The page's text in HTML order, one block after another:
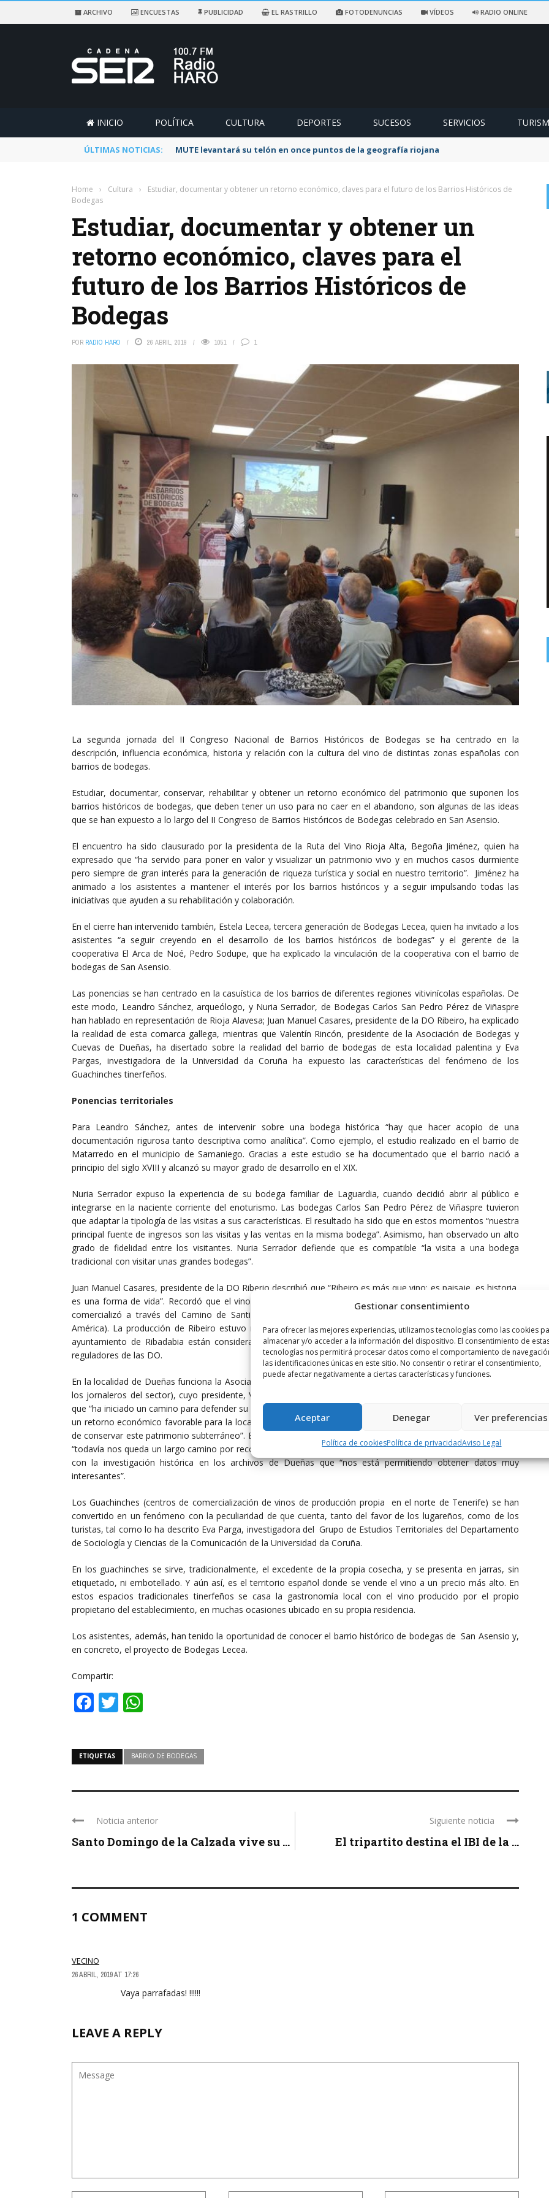
Gestionar consentimiento
Para ofrecer las mejores experiencias, utilizamos tecnologías como las cookies
almacenar y/o acceder a la información del dispositivo. El consentimiento de
tecnologías nos permitirá procesar datos como el comportamiento de
las identificaciones únicas en este sitio. No consentir o retirar el consentimiento,
puede afectar negativamente a ciertas características y funciones.
Aceptar Denegar Ver preferencias
Política de cookiesPolítica de privacidadAviso Legal
ARCHIVO ENCUESTAS PUBLICIDAD EL RASTRILLO FOTODENUNCIAS VÍDEOS RADIO ONLINE
INICIO POLÍTICA CULTURA DEPORTES SUCESOS SERVICIOS
ÚLTIMAS NOTICIAS: Rescatado un ciclista accidentado en un sendero de Ezcaray
Home › Cultura ›
Estudiar, documentar y obtener un retorno económico, claves para el futuro de los Barrios Históricos de
Bodegas
Estudiar, documentar y obtener un
retorno económico, claves para el
futuro de los Barrios Históricos de
Bodegas
POR RADIO HARO 26 ABRIL, 2019 1051 1
La segunda jornada del II Congreso Nacional de Barrios Históricos de Bodegas se ha centrado en la
descripción, influencia económica, historia y relación con la cultura del vino de distintas zonas españolas con
barrios de bodegas.
Estudiar, documentar, conservar, rehabilitar y obtener un retorno económico del patrimonio que suponen los
barrios históricos de bodegas, que deben tener un uso para no caer en el abandono, son algunas de las ideas
que se han expuesto a lo largo del II Congreso de Barrios Históricos de Bodegas celebrado en San Asensio.
El encuentro ha sido clausurado por la presidenta de la Ruta del Vino Rioja Alta, Begoña Jiménez, quien ha
expresado que “ha servido para poner en valor y visualizar un patrimonio vivo y en muchos casos durmiente
pero siempre de gran interés para la generación de riqueza turística y social en nuestro territorio”. Jiménez ha
animado a los asistentes a mantener el interés por los barrios históricos y a seguir impulsando todas las
iniciativas que ayuden a su rehabilitación y colaboración.
En el cierre han intervenido también, Estela Lecea, tercera generación de Bodegas Lecea, quien ha invitado a los
asistentes “a seguir creyendo en el desarrollo de los barrios históricos de bodegas” y el gerente de la
cooperativa El Arca de Noé, Pedro Sodupe, que ha explicado la vinculación de la cooperativa con el barrio de
bodegas de San Asensio.
Las ponencias se han centrado en la casuística de los barrios de diferentes regiones vitivinícolas españolas. De
este modo, Leandro Sánchez, arqueólogo, y Nuria Serrador, de Bodegas Carlos San Pedro Pérez de Viñaspre
han hablado en representación de Rioja Alavesa; Juan Manuel Casares, presidente de la DO Ribeiro, ha explicado
la realidad de esta comarca gallega, mientras que Valentín Rincón, presidente de la Asociación de Bodegas y
Cuevas de Dueñas, ha disertado sobre la realidad del barrio de bodegas de esta localidad palentina y Eva
Pargas, investigadora de la Universidad da Coruña ha expuesto las características del fenómeno de los
Guachinches tinerfeños.
Ponencias territoriales
Para Leandro Sánchez, antes de intervenir sobre una bodega histórica “hay que hacer acopio de una
documentación rigurosa tanto descriptiva como analítica”. Como ejemplo, el estudio realizado en el barrio de
Matarredo en el municipio de Samaniego. Gracias a este estudio se ha documentado que el barrio nació a
principio del siglo XVIII y alcanzó su mayor grado de desarrollo en el XIX.
Nuria Serrador expuso la experiencia de su bodega familiar de Laguardia, cuando decidió abrir al público e
integrarse en la naciente corriente del enoturismo. Las bodegas Carlos San Pedro Pérez de Viñaspre tuvieron
que adaptar la tipología de las visitas a sus características. El resultado ha sido que en estos momentos “nuestra
principal fuente de ingresos son las visitas y las ventas en la misma bodega”. Asimismo, han observado un alto
grado de fidelidad entre los visitantes. Nuria Serrador defiende que es compatible “la visita a una bodega
tradicional con visitar unas grandes bodegas”.
Juan Manuel Casares, presidente de la DO Riberio describió que “Ribeiro es más que vino: es paisaje, es historia,
es una forma de vida”. Recordó que el vino de Ribeiro fue el primer vino en lograr la internacionalización (se
comercializó a través del Camino de Santiago, aprovechando la cercanía al mar, y viajó con Colón hasta
América). La producción de Ribeiro estuvo muy ligada a los monasterios y ya en 1579 unas ordenanzas del
ayuntamiento de Ribadabia están consideradas el antecedente directo de los reglamentos de los consejos
reguladores de las DO.
En la localidad de Dueñas funciona la Asociación de Bodegas y Cuevas (cuevas vivienda empleadas antaño por
los jornaleros del sector), cuyo presidente, Valentín Rincón, ha explicado que se trata de una iniciativa privada
que “ha iniciado un camino para defender su patrimonio, para promoverlo como recurso turístico capaz de crear
un retorno económico favorable para la localidad, para sensibilizar a autoridades y propietarios de la necesidad
de conservar este patrimonio subterráneo”. En Dueñas existen 178 bodegas y 94 bodegas. Para Valentín Rincón
“todavía nos queda un largo camino por recorrer, pero creemos en ello”. Una de las iniciativas está relacionada
con la investigación histórica en los archivos de Dueñas que “nos está permitiendo obtener datos muy
interesantes”.
Los Guachinches (centros de comercialización de vinos de producción propia en el norte de Tenerife) se han
convertido en un fenómeno con la peculiaridad de que cuenta, tanto del favor de los lugareños, como de los
turistas, tal como lo ha descrito Eva Parga, investigadora del Grupo de Estudios Territoriales del Departamento
de Sociología y Ciencias de la Comunicación de la Universidad da Coruña.
En los guachinches se sirve, tradicionalmente, el excedente de la propia cosecha, y se presenta en jarras, sin
etiquetado, ni embotellado. Y aún así, es el territorio español donde se vende el vino a un precio más alto. En
estos espacios tradicionales tinerfeños se casa la gastronomía local con el vino producido por el propio
propietario del establecimiento, en muchas ocasiones ubicado en su propia residencia.
Los asistentes, además, han tenido la oportunidad de conocer el barrio histórico de bodegas de San Asensio y,
en concreto, el proyecto de Bodegas Lecea.
Compartir:
Facebook
Twitter
ETIQUETAS BARRIO DE BODEGAS
Noticia anterior
Santo Domingo de la Calzada vive su ...
Siguiente noticia
El tripartito destina el IBI de la ...
1 COMMENT
VECINO
26 ABRIL, 2019 AT 17:26
Vaya parrafadas! !!!!!!
LEAVE A REPLY